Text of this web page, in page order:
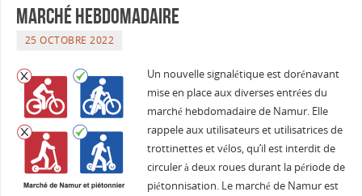
marché hebdomadaire
25 OCTOBRE 2022
Un nouvelle signalétique est dorénavant
mise en place aux diverses entrées du
marché hebdomadaire de Namur. Elle
rappele aux utilisateurs et utilisatrices de
trottinettes et vélos, qu’il est interdit de
circuler à deux roues durant la période de
piétonnisation. Le marché de Namur est